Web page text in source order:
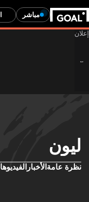
مباشر
ليون
نظرة عامة الأخبار